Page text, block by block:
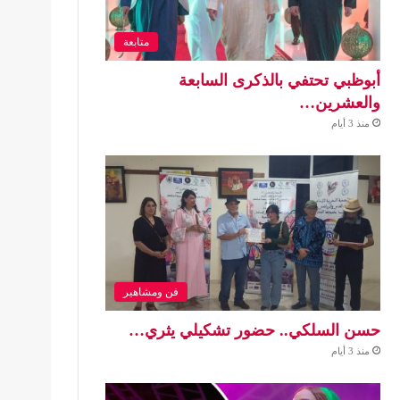
متابعة
أبوظبي تحتفي بالذكرى السابعة
والعشرين…
منذ 3 أيام
فن ومشاهير
حسن السلكي.. حضور تشكيلي يثري…
منذ 3 أيام